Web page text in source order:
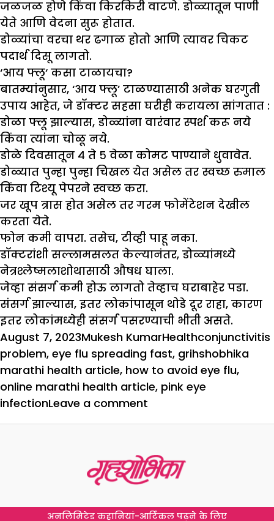
जळजळ होणे किंवा किरकिरी वाटणे. डोळ्यातून पाणी
येते आणि वेदना सुरू होतात.
डोळ्यांचा वरचा थर ढगाळ होतो आणि त्यावर चिकट
पदार्थ दिसू लागतो.
‘आय फ्लू‘ कसा टाळायचा?
बातम्यांनुसार, ‘आय फ्लू’ टाळण्यासाठी अनेक घरगुती
उपाय आहेत, जे डॉक्टर सहसा घरीही करायला सांगतात :
डोळा फ्लू झाल्यास, डोळ्यांना वारंवार स्पर्श करू नये
किंवा त्यांना चोळू नये.
डोळे दिवसातून ४ ते ५ वेळा कोमट पाण्याने धुवावेत.
डोळ्यात पुन्हा पुन्हा चिखल येत असेल तर स्वच्छ रुमाल
किंवा टिश्यू पेपरने स्वच्छ करा.
जर खूप त्रास होत असेल तर गरम फोमेंटेशन देखील
करता येते.
फोन कमी वापरा. तसेच, टीव्ही पाहू नका.
डॉक्टरांशी सल्लामसलत केल्यानंतर, डोळ्यांमध्ये
नेत्रश्लेष्मलाशोथासाठी औषध घाला.
जेव्हा संसर्ग कमी होऊ लागतो तेव्हाच घराबाहेर पडा.
संसर्ग झाल्यास, इतर लोकांपासून थोडे दूर राहा, कारण
इतर लोकांमध्येही संसर्ग पसरण्याची भीती असते.
Posted
on
August 7, 2023Author
Mukesh KumarCategories
HealthTags
conjunctivitis
problem, eye flu spreading fast, grihshobhika
marathi health article, how to avoid eye flu,
online marathi health article, pink eye
infectionLeave a comment
झपाट्याने
पसरत
आहे
अनलिमिटेड कहानियां-आर्टिकल पढ़ने के लिए